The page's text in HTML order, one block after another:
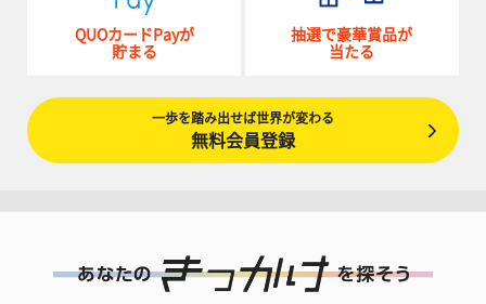
QUOカードPayが
貯まる
抽選で豪華賞品が
当たる
一歩を踏み出せば世界が変わる
無料会員登録